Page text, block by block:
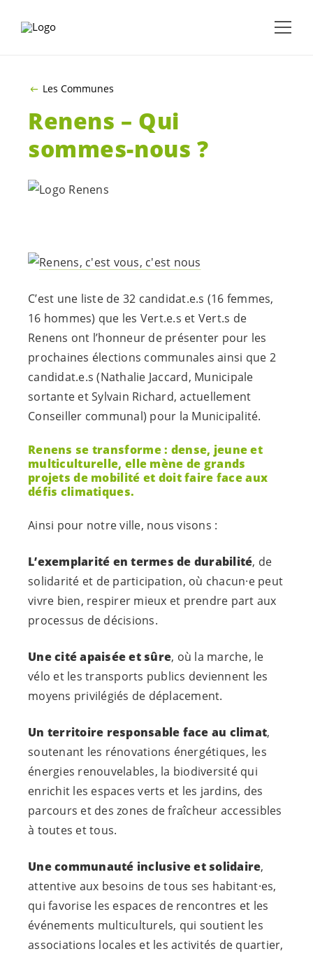
Les Communes
Renens – Qui
sommes-nous ?
C’est une liste de 32 candidat.e.s (16 femmes,
16 hommes) que les Vert.e.s et Vert.s de
Renens ont l’honneur de présenter pour les
prochaines élections communales ainsi que 2
candidat.e.s (Nathalie Jaccard, Municipale
sortante et Sylvain Richard, actuellement
Conseiller communal) pour la Municipalité.
Renens se transforme : dense, jeune et
multiculturelle, elle mène de grands
projets de mobilité et doit faire face aux
défis climatiques.
Ainsi pour notre ville, nous visons :
L’exemplarité en termes de durabilité, de
solidarité et de participation, où chacun·epeut
vivre bien, respirer mieux et prendre part aux
processus de décisions.
Une cité apaisée et sûre, où la marche, le
vélo et les transports publics deviennent les
moyens privilégiés de déplacement.
Un territoire responsable face au climat,
soutenant les rénovations énergétiques, les
énergies renouvelables, la biodiversité qui
enrichit les espaces verts et les jardins, des
parcours et des zones de fraîcheur accessibles
à toutes et tous.
Une communauté inclusive et solidaire,
attentive aux besoins de tous ses habitant·es,
qui favorise les espaces de rencontres et les
événements multiculturels, qui soutient les
associations locales et les activités de quartier,